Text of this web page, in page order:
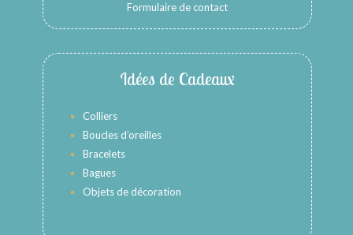
Formulaire de contact
Idées de Cadeaux
Colliers
Boucles d’oreilles
Bracelets
Bagues
Objets de décoration